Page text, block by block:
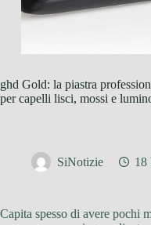
ghd Gold: la piastra
per capelli lisci, mossi e
SiNotizie 18
Capita spesso di avere pochi